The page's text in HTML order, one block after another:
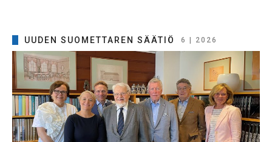
UUDEN SUOMETTAREN SÄÄTIÖ 6 | 2026